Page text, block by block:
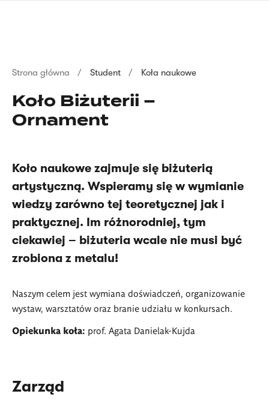
Ścieżka
nawigacyjna
Strona główna Student Koła naukowe
Koło Biżuterii –
Ornament
Koło naukowe zajmuje się biżuterią
artystyczną. Wspieramy się w wymianie
wiedzy zarówno tej teoretycznej jak i
praktycznej. Im różnorodniej, tym
ciekawiej – biżuteria wcale nie musi być
zrobiona z metalu!
Naszym celem jest wymiana doświadczeń, organizowanie
wystaw, warsztatów oraz branie udziału w konkursach.
Opiekunka koła: prof. Agata Danielak-Kujda
Zarząd